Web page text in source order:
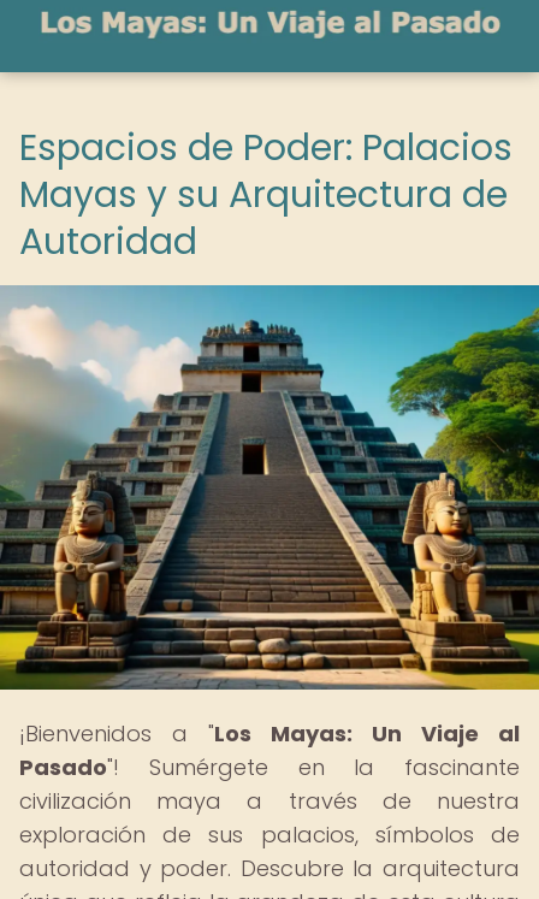
Espacios de Poder: Palacios
Mayas y su Arquitectura de
Autoridad
¡Bienvenidos a "Los Mayas: Un Viaje al
Pasado"! Sumérgete en la fascinante
civilización maya a través de nuestra
exploración de sus palacios, símbolos de
autoridad y poder. Descubre la arquitectura